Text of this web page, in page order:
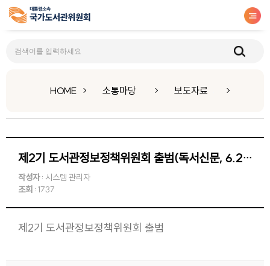
HOME 소통마당 보도자료
제2기 도서관정보정책위원회 출범(독서신문, 6.29)
작성자: 시스템 관리자
조회 : 1737
제2기 도서관정보정책위원회 출범